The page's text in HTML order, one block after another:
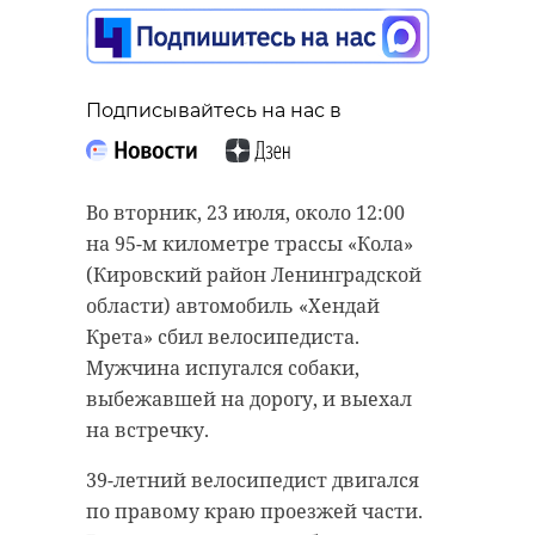
Подписывайтесь на нас в
Во вторник, 23 июля, около 12:00
на 95-м километре трассы «Кола»
(Кировский район Ленинградской
области) автомобиль «Хендай
Крета» сбил велосипедиста.
Мужчина испугался собаки,
выбежавшей на дорогу, и выехал
на встречку.
39-летний велосипедист двигался
по правому краю проезжей части.
Подписывайтесь на нас в
За семь месяцев 2024 года в суды
Ленинградской области пытались
пронести 2 784 опасных предмета.
Благодаря работе судебных
приставов, граждане с
боеприпасами, оружием и
шокерами были остановлены.
Специалисты регионального
УФССП изымали предметы,
Подписывайтесь на нас в
В четверг, 25 июля, в
Ленинградской области обойдется
без осадков. Солнечные лучи
продолжат интенсивно
прогревать воздушные массы:
температура воздуха в регионе
составит от +25 до +30 градусов.
В Санкт-Петербурге термометры
покажут от +28 до +30 градусов. В
Волхове и Кингисеппе ожидается